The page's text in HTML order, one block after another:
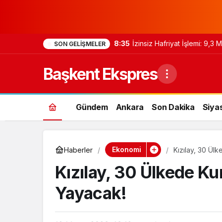
SON GELIŞMELER 8:35 İzinsiz Hafriyat İşlemi: 9,3
Başkent Ekspres
Gündem Ankara Son Dakika
Haberler Ekonomi Kızılay, 30
Kızılay, 30 Ülkede
Yayacak!